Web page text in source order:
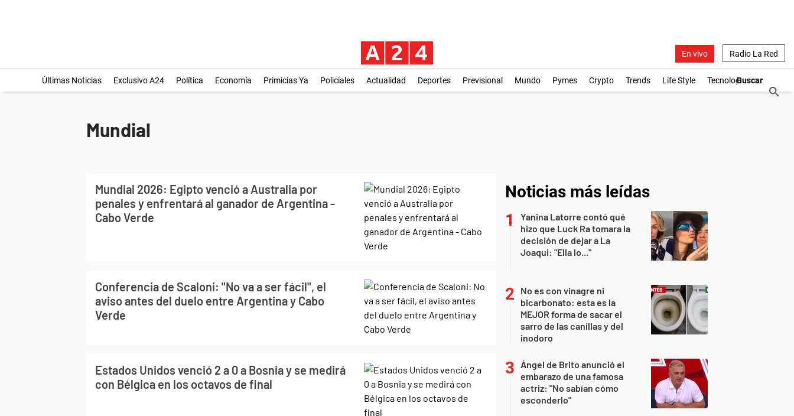
En vivo Radio La Red
Últimas Noticias Exclusivo A24 Política Economía Primicias Ya Policiales Actualidad Deportes Previsional Mundo Pymes Crypto Trends Life Style Tecnología
Mundial
Mundial 2026: Egipto venció a Australia por
penales y enfrentará al ganador de Argentina -
Cabo Verde
Conferencia de Scaloni: "No va a ser fácil", el
aviso antes del duelo entre Argentina y Cabo
Verde
Estados Unidos venció 2 a 0 a Bosnia y se medirá
con Bélgica en los octavos de final
Noticias más leídas
Yanina Latorre contó qué
hizo que Luck Ra tomara la
decisión de dejar a La
Joaqui: "Ella lo..."
No es con vinagre ni
bicarbonato: esta es la
MEJOR forma de sacar el
sarro de las canillas y del
inodoro
Ángel de Brito anunció el
embarazo de una famosa
actriz: "No sabían cómo
esconderlo"